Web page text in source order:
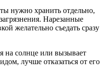
нужно хранить отдельно,
Нарезанные
желательно съедать сразу
на солнце или вызывает
лучше отказаться от его